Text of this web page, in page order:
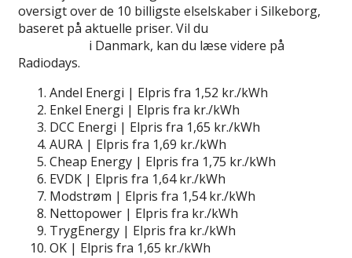
oversigt over de 10 billigste elselskaber i Silkeborg,
baseret på aktuelle priser. Vil du
i Danmark, kan du læse videre på
Radiodays.
Andel Energi | Elpris fra 1,52 kr./kWh
Enkel Energi | Elpris fra kr./kWh
DCC Energi | Elpris fra 1,65 kr./kWh
AURA | Elpris fra 1,69 kr./kWh
Cheap Energy | Elpris fra 1,75 kr./kWh
EVDK | Elpris fra 1,64 kr./kWh
Modstrøm | Elpris fra 1,54 kr./kWh
Nettopower | Elpris fra kr./kWh
TrygEnergy | Elpris fra kr./kWh
OK | Elpris fra 1,65 kr./kWh